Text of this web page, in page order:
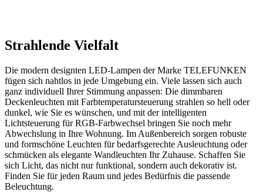
Strahlende Vielfalt
Die modern designten LED-Lampen der Marke TELEFUNKEN
fügen sich nahtlos in jede Umgebung ein. Viele lassen sich auch
ganz individuell Ihrer Stimmung anpassen: Die dimmbaren
Deckenleuchten mit Farbtemperatursteuerung strahlen so hell oder
dunkel, wie Sie es wünschen, und mit der intelligenten
Lichtsteuerung für RGB-Farbwechsel bringen Sie noch mehr
Abwechslung in Ihre Wohnung. Im Außenbereich sorgen robuste
und formschöne Leuchten für bedarfsgerechte Ausleuchtung oder
schmücken als elegante Wandleuchten Ihr Zuhause. Schaffen Sie
sich Licht, das nicht nur funktional, sondern auch dekorativ ist.
Finden Sie für jeden Raum und jedes Bedürfnis die passende
Beleuchtung.